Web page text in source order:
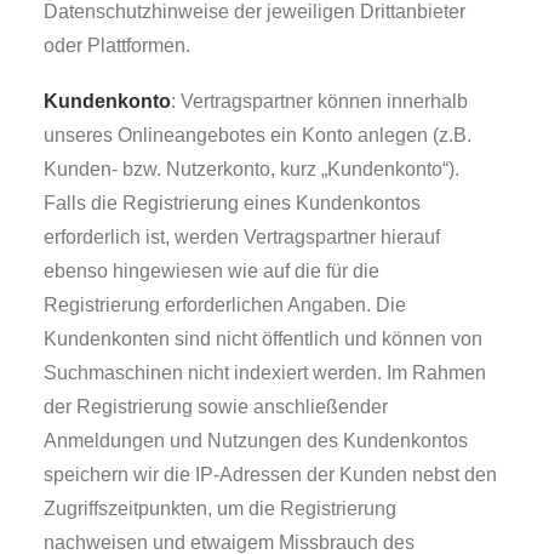
Datenschutzhinweise der jeweiligen Drittanbieter
oder Plattformen.
Kundenkonto: Vertragspartner können innerhalb
unseres Onlineangebotes ein Konto anlegen (z.B.
Kunden- bzw. Nutzerkonto, kurz „Kundenkonto“).
Falls die Registrierung eines Kundenkontos
erforderlich ist, werden Vertragspartner hierauf
ebenso hingewiesen wie auf die für die
Registrierung erforderlichen Angaben. Die
Kundenkonten sind nicht öffentlich und können von
Suchmaschinen nicht indexiert werden. Im Rahmen
der Registrierung sowie anschließender
Anmeldungen und Nutzungen des Kundenkontos
speichern wir die IP-Adressen der Kunden nebst den
Zugriffszeitpunkten, um die Registrierung
nachweisen und etwaigem Missbrauch des